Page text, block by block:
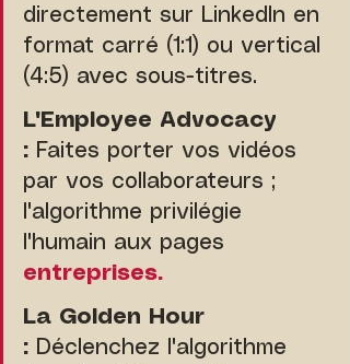
directement sur LinkedIn en
format carré (1:1) ou vertical
(4:5) avec sous-titres.
L'Employee Advocacy
: Faites porter vos vidéos
par vos collaborateurs ;
l'algorithme privilégie
l'humain aux pages
entreprises.
La Golden Hour
: Déclenchez l'algorithme